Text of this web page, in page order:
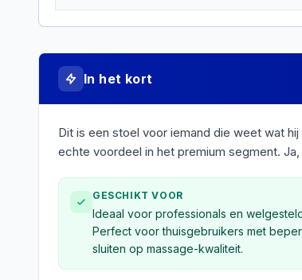
In het kort
Dit is een stoel voor iemand die weet wat
echte voordeel in het premium segment.
GESCHIKT VOOR
Ideaal voor professionals en
Perfect voor thuisgebruikers met
sluiten op massage-kwaliteit.